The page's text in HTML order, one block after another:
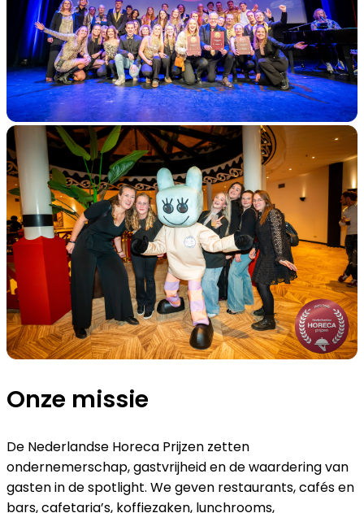
Onze missie
De Nederlandse Horeca Prijzen zetten
ondernemerschap, gastvrijheid en de waardering van
gasten in de spotlight. We geven restaurants, cafés en
bars, cafetaria’s, koffiezaken, lunchrooms,